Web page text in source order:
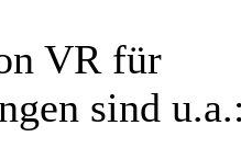
VR für
sind